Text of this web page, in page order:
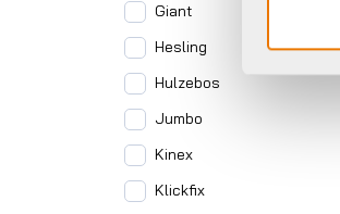
Giant
Hesling
Hulzebos
Jumbo
Kinex
Klickfix